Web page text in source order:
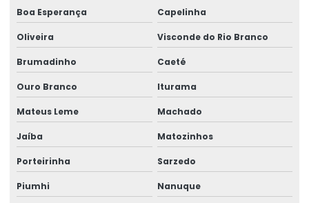
Boa Esperança Capelinha
Oliveira Visconde do Rio Branco
Brumadinho Caeté
Ouro Branco Iturama
Mateus Leme Machado
Jaíba Matozinhos
Porteirinha Sarzedo
Piumhi Nanuque